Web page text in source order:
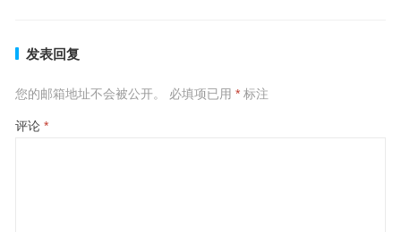
发表回复
您的邮箱地址不会被公开。 必填项已用 *标注
评论 *